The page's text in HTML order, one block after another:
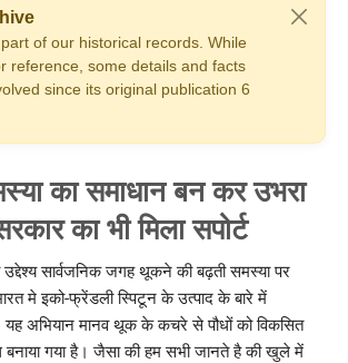
of our historical records. While
reference, some details and facts
since its original publication 6
का समाधान बन कर उभरा
का भी मिला सपोर्ट
उद्देश्य सार्वजनिक जगह थूकने की बढ़ती समस्या पर
मे इको-फ्रेंडली स्पिटून के उत्पाद के बारे में
अभियान मानव थूक के कचरे से पौधों को विकसित
गया है। जैसा की हम सभी जानते है की खुले में